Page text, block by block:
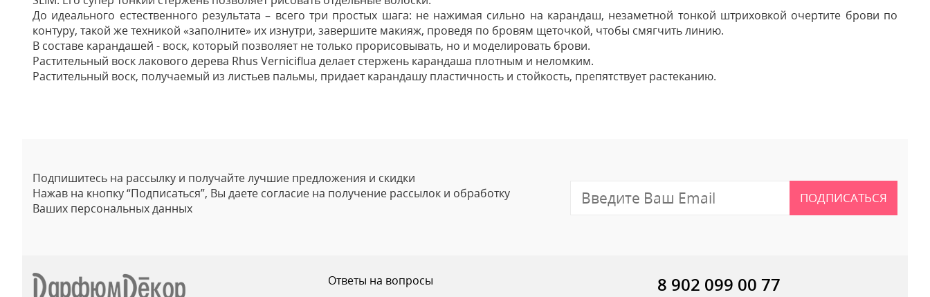
До идеального естественного результата – всего три простых шага: не нажимая сильно на карандаш, незаметной тонкой штриховкой очертите брови по
контуру, такой же техникой «заполните» их изнутри, завершите макияж, проведя по бровям щеточкой, чтобы смягчить линию.
В составе карандашей - воск, который позволяет не только прорисовывать, но и моделировать брови.
Растительный воск лакового дерева Rhus Verniciflua делает стержень карандаша плотным и неломким.
Растительный воск, получаемый из листьев пальмы, придает карандашу пластичность и стойкость, препятствует растеканию.
Карандаш просто супер. К заказу прислали много хороших подарков.
Подпишитесь на рассылку и получайте лучшие предложения и скидки
Нажав на кнопку “Подписаться”, Вы даете согласие на получение рассылок и обработку
Ваших персональных данных
ПОДПИСАТЬСЯ
Ответы на вопросы
8 902 099 00 77